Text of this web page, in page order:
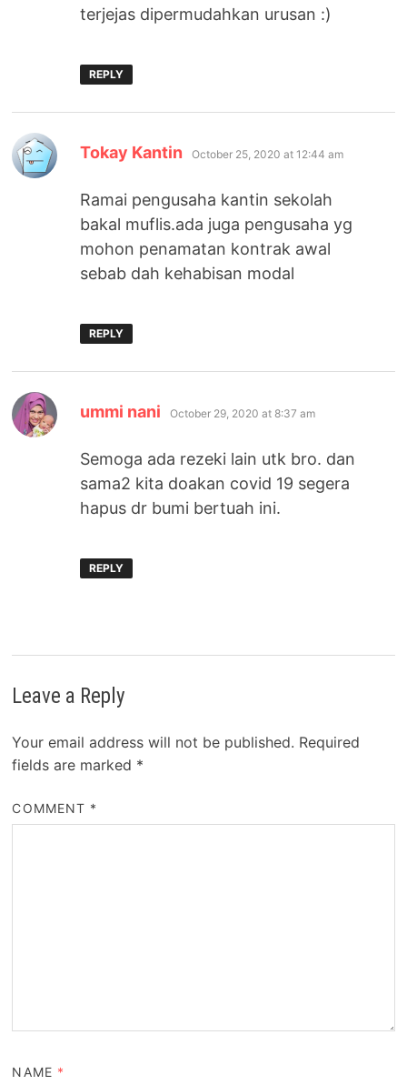
terjejas dipermudahkan urusan :)
REPLY
Tokay Kantin says:
October 25, 2020 at 12:44 am
Ramai pengusaha kantin sekolah
bakal muflis.ada juga pengusaha yg
mohon penamatan kontrak awal
sebab dah kehabisan modal
REPLY
ummi nani says:
October 29, 2020 at 8:37 am
Semoga ada rezeki lain utk bro. dan
sama2 kita doakan covid 19 segera
hapus dr bumi bertuah ini.
REPLY
Leave a Reply
Your email address will not be published. Required
fields are marked *
COMMENT *
NAME *